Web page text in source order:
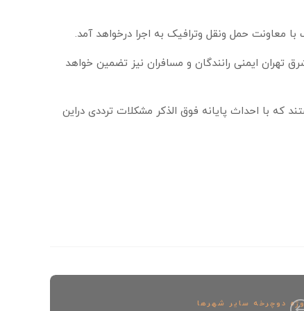
ایمنی رانندگان و مسافران نیز تضمین خواهد
به مسافران هستند که با احداث پایانه فوق الذکر مشکلات ترددی دراین
دوچرخه سایر شهرها